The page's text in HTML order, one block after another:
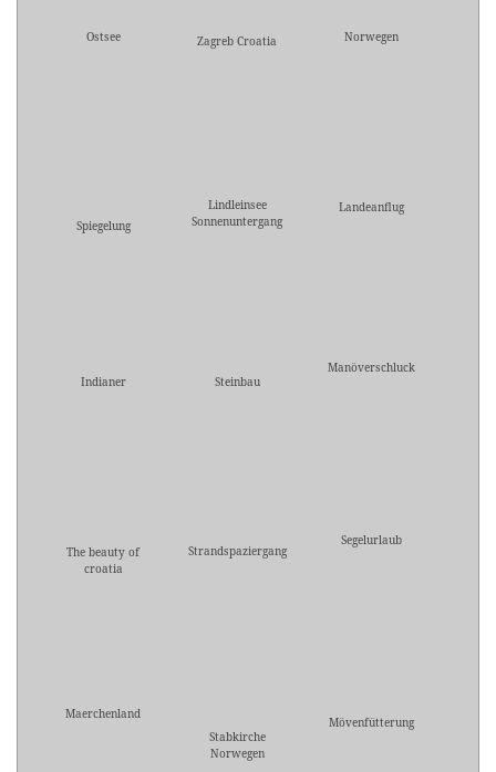
Ostsee Zagreb Croatia Norwegen
Spiegelung
Lindleinsee
Sonnenuntergang
Landeanflug
Indianer Steinbau
Manöverschluck
The beauty of
croatia
Strandspaziergang
Segelurlaub
Maerchenland
Stabkirche
Norwegen
Mövenfütterung